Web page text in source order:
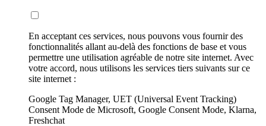
En acceptant ces services, nous pouvons vous fournir des
fonctionnalités allant au-delà des fonctions de base et vous
permettre une utilisation agréable de notre site internet. Avec
votre accord, nous utilisons les services tiers suivants sur ce
site internet :
Google Tag Manager, UET (Universal Event Tracking)
Consent Mode de Microsoft, Google Consent Mode, Klarna,
Freshchat